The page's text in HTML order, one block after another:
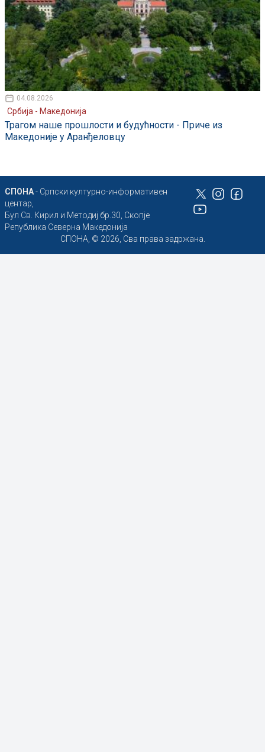
04.08.2026
Србија - Македонија
Трагом наше прошлости и будућности - Приче из
Македоније у Аранђеловцу
СПОНА- Српски културно-информативен
центар,
Бул Св. Кирил и Методиј бр.30, Скопје
Република Северна Македонија
СПОНА, © 2026, Сва права задржана.